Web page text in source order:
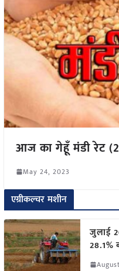
आज का गेहूँ मंडी रेट
May 24, 2023
एग्रीकल्चर मशीन
जुलाई
28.1%